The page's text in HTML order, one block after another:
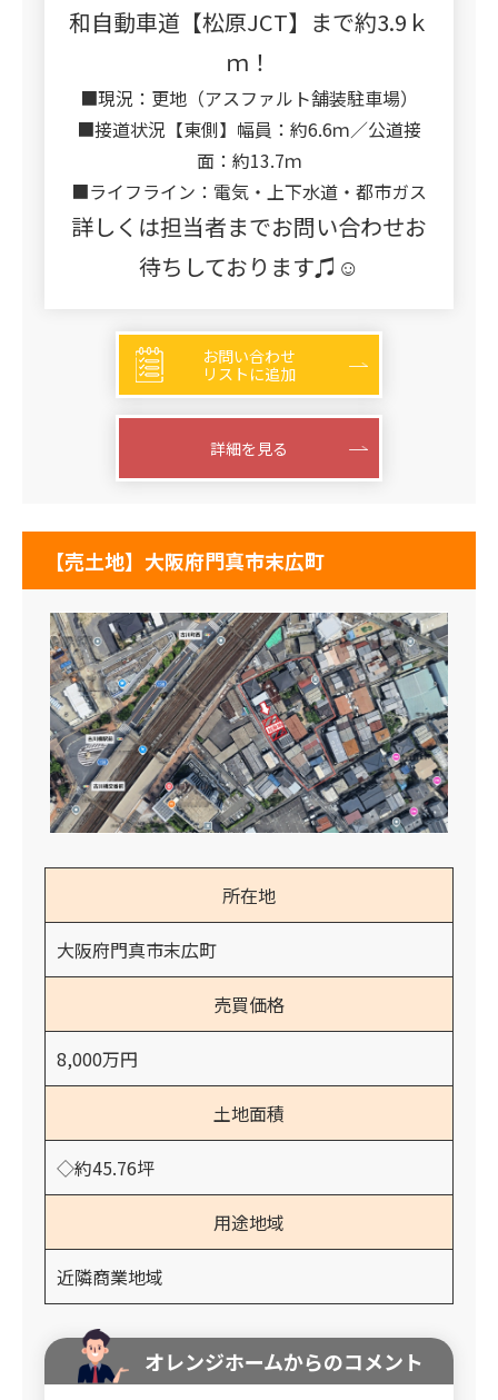
和自動車道【松原JCT】まで約3.9ｋ
ｍ！
■現況：更地（アスファルト舗装駐車場）
■接道状況【東側】幅員：約6.6ｍ／公道接
面：約13.7ｍ
■ライフライン：電気・上下水道・都市ガス
詳しくは担当者までお問い合わせお
待ちしております♫☺
お問い合わせ
リストに追加
詳細を見る
【売土地】大阪府門真市末広町
所在地
大阪府門真市末広町
売買価格
8,000万円
土地面積
◇約45.76坪
用途地域
近隣商業地域
オレンジホームからのコメント